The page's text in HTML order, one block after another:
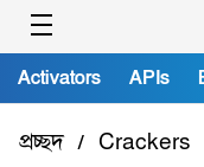
Activators APIs
প্রচ্ছদ/ Crackers